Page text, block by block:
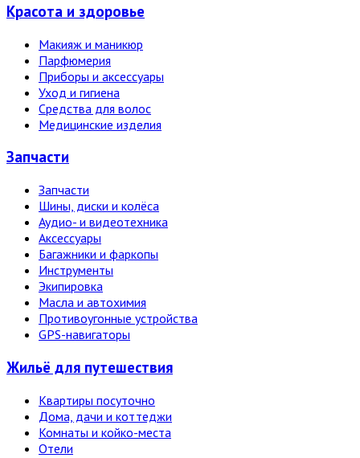
Красота и здоровье
Макияж и маникюр
Парфюмерия
Приборы и аксессуары
Уход и гигиена
Средства для волос
Медицинские изделия
Запчасти
Запчасти
Шины, диски и колёса
Аудио- и видеотехника
Аксессуары
Багажники и фаркопы
Инструменты
Экипировка
Масла и автохимия
Противоугонные устройства
GPS-навигаторы
Жильё для путешествия
Квартиры посуточно
Дома, дачи и коттеджи
Комнаты и койко-места
Отели